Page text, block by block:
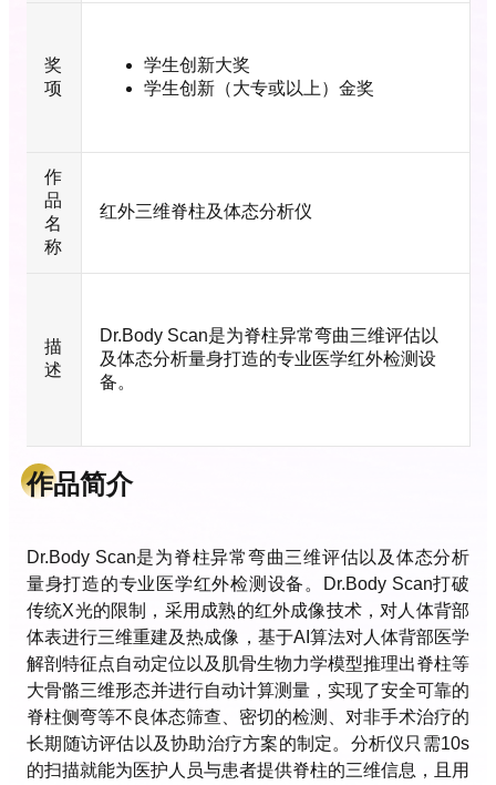
奖
项
学生创新大奖
学生创新（大专或以上）金奖
作
品
名
称
红外三维脊柱及体态分析仪
描
述
Dr.Body Scan是为脊柱异常弯曲三维评估以
及体态分析量身打造的专业医学红外检测设
备。
作品简介
Dr.Body Scan是为脊柱异常弯曲三维评估以及体态分析
量身打造的专业医学红外检测设备。Dr.Body Scan打破
传统X光的限制，采用成熟的红外成像技术，对人体背部
体表进行三维重建及热成像，基于AI算法对人体背部医学
解剖特征点自动定位以及肌骨生物力学模型推理出脊柱等
大骨骼三维形态并进行自动计算测量，实现了安全可靠的
脊柱侧弯等不良体态筛查、密切的检测、对非手术治疗的
长期随访评估以及协助治疗方案的制定。分析仪只需10s
的扫描就能为医护人员与患者提供脊柱的三维信息，且用